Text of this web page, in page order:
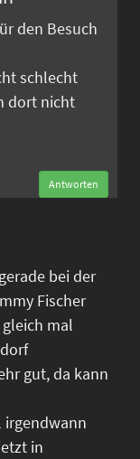
den Besuch
schlecht
dort nicht
Antworten
bei der
Fischer
mal
gut, da kann
irgendwann
in